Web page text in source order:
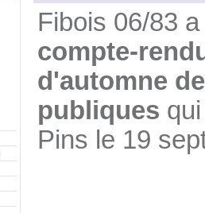
Fibois 06/83
compte-
d'automne
publiques
Pins le 19